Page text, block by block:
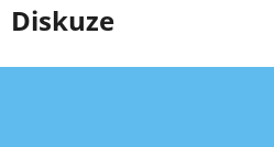
Diskuze
Z